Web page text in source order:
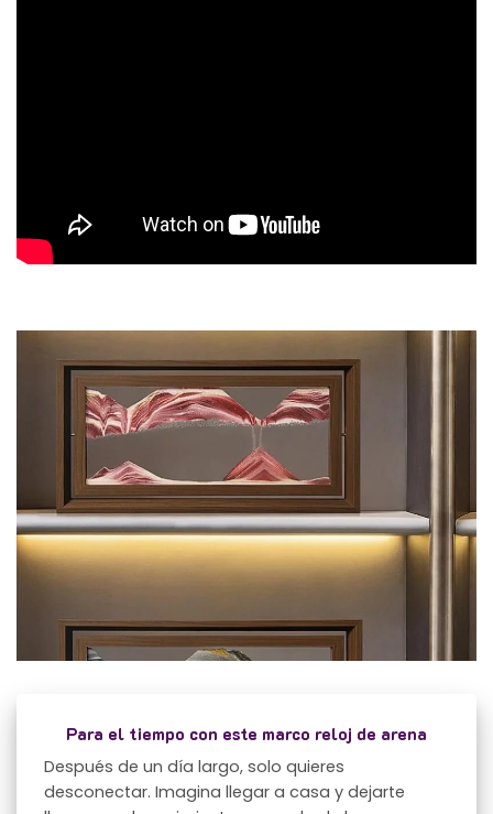
Para el tiempo con este marco reloj de arena
Después de un día largo, solo quieres
desconectar. Imagina llegar a casa y dejarte